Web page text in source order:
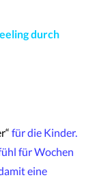
durch
für die Kinder.
für Wochen
eine